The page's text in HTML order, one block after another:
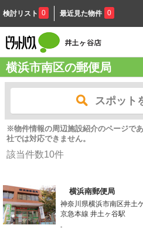
検討リスト 0 最近見た物件 0
横浜市南区の郵便局
スポット
※物件情報の周辺施設紹介のページで
社では対応できません。
該当件数10件
横浜南郵便局
神奈川県横浜市南区井土
京急本線 井土ヶ谷駅
-